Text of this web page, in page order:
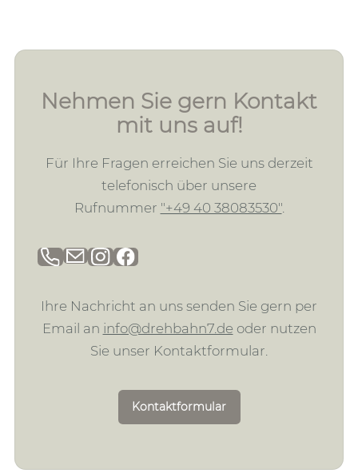
Nehmen Sie gern Kontakt
mit uns auf!
Für Ihre Fragen erreichen Sie uns derzeit
telefonisch über unsere
Rufnummer "+49 40 38083530".
Ihre Nachricht an uns senden Sie gern per
Email an info@drehbahn7.de oder nutzen
Sie unser Kontaktformular.
Kontaktformular